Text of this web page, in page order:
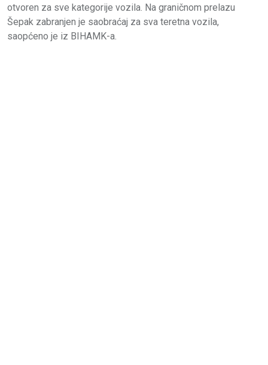
otvoren za sve kategorije vozila. Na graničnom prelazu
Šepak zabranjen je saobraćaj za sva teretna vozila,
saopćeno je iz BIHAMK-a.